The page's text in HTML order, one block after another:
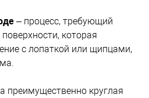
– процесс, требующий
которая
с лопаткой или щипцами,
преимущественно круглая